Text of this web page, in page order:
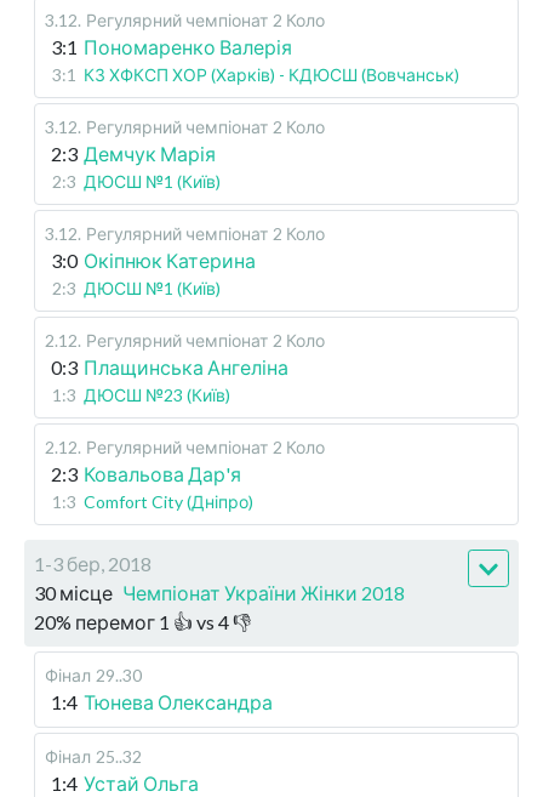
3.12. Регулярний чемпіонат 2 Коло
3:1 Пономаренко Валерія
3:1 КЗ ХФКСП ХОР (Харків) - КДЮСШ (Вовчанськ)
3.12. Регулярний чемпіонат 2 Коло
2:3 Демчук Марія
2:3 ДЮСШ №1 (Київ)
3.12. Регулярний чемпіонат 2 Коло
3:0 Окіпнюк Катерина
2:3 ДЮСШ №1 (Київ)
2.12. Регулярний чемпіонат 2 Коло
0:3 Плащинська Ангеліна
1:3 ДЮСШ №23 (Київ)
2.12. Регулярний чемпіонат 2 Коло
2:3 Ковальова Дар'я
1:3 Comfort City (Дніпро)
1-3 бер, 2018
30 місце Чемпіонат України Жінки 2018
20% перемог 1 👍 vs 4👎
Фінал 29..30
1:4 Тюнева Олександра
Фінал 25..32
1:4 Устай Ольга